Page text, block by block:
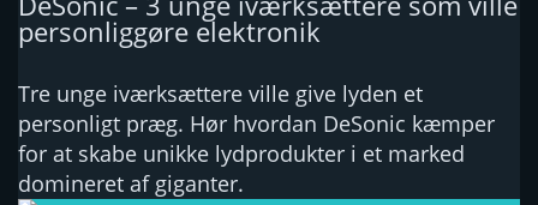
personliggøre elektronik
Tre unge iværksættere ville give lyden et
personligt præg. Hør hvordan DeSonic kæmper
for at skabe unikke lydprodukter i et marked
domineret af giganter.